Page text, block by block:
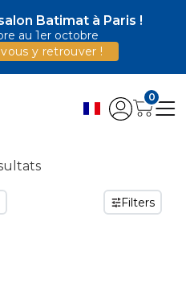
Batimat à Paris !
au 1er octobre
y retrouver !
0
Filters